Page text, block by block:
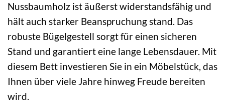
Nussbaumholz ist äußerst widerstandsfähig und
hält auch starker Beanspruchung stand. Das
robuste Bügelgestell sorgt für einen sicheren
Stand und garantiert eine lange Lebensdauer. Mit
diesem Bett investieren Sie in ein Möbelstück, das
Ihnen über viele Jahre hinweg Freude bereiten
wird.